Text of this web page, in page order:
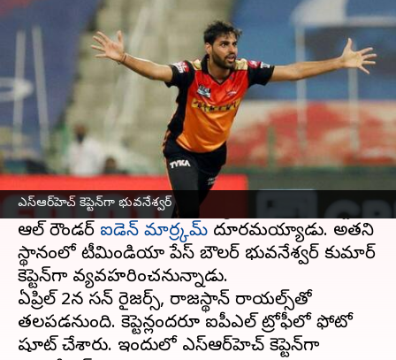
ఎస్ఆర్‌హెచ్ కెప్టెన్‌గా భువనేశ్వర్
తొలి మ్యాచ్‌కు ముందే సన్‌రైజర్స్ కెప్టెన్
మార్పు
వ్రాసిన వారు Jayachandra Akuri Mar 31, 2023 12:45 pm
ఈ వార్తాకథనం ఏంటి
తొలి మ్యాచ్‌కు ముందే సన్ రైజర్స్ హైదరాబాద్‌కు గట్టి
షాక్ తగిలింది. నెదర్లాండ్‌తో సౌతాఫ్రికా వన్డే సిరీస్
ఆడుతోంది. దీంతో మొదటి మ్యాచ్‌కు దక్షిణాఫ్రికా స్టార్
ఆల్ రౌండర్ ఐడెన్ మార్ర్కమ్ దూరమయ్యాడు. అతని
స్థానంలో టీమిండియా పేస్ బౌలర్ భువనేశ్వర్ కుమార్
కెప్టెన్‌గా వ్యవహరించనున్నాడు.
ఏప్రిల్ 2న సన్ రైజర్స్, రాజస్థాన్ రాయల్స్‌తో
తలపడనుంది. కెప్టెన్లందరూ ఐపీఎల్ ట్రోఫీలో ఫోటో
షూట్ చేశారు. ఇందులో ఎస్ఆర్‌హెచ్ కెప్టెన్‌గా